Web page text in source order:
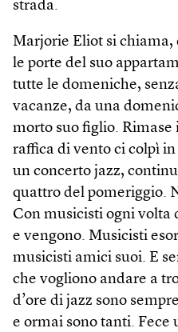
strada.
Marjorie Eliot si chiama,
le porte del suo
tutte le domeniche,
vacanze, da una
morto suo figlio. Rimase
raffica di vento ci colpì
un concerto jazz,
quattro del pomeriggio.
Con musicisti ogni volta
e vengono. Musicisti
musicisti amici suoi. E
che vogliono andare a
d’ore di jazz sono
e ormai sono tanti. Fece